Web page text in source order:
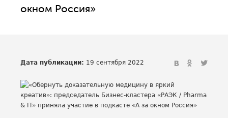
окном Россия»
Дата публикации: 19 сентября 2022